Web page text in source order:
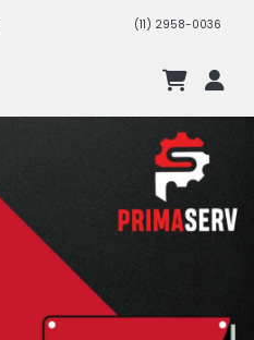
(11) 2958-0036